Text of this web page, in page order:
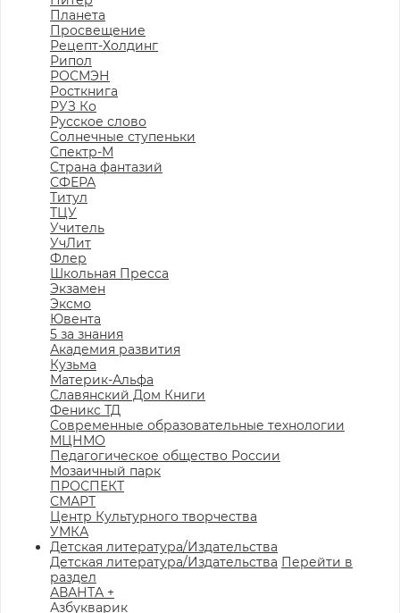
Планета
Просвещение
Рецепт-Холдинг
Рипол
РОСМЭН
Росткнига
РУЗ Ко
Русское слово
Солнечные ступеньки
Спектр-М
Страна фантазий
СФЕРА
Титул
ТЦУ
Учитель
УчЛит
Флер
Школьная Пресса
Экзамен
Эксмо
Ювента
5 за знания
Академия развития
Кузьма
Материк-Альфа
Славянский Дом Книги
Феникс ТД
Современные образовательные технологии
МЦНМО
Педагогическое общество России
Мозаичный парк
ПРОСПЕКТ
СМАРТ
Центр Культурного творчества
УМКА
Детская литература/Издательства
Детская литература/Издательства Перейти в
раздел
АВАНТА +
Азбукварик